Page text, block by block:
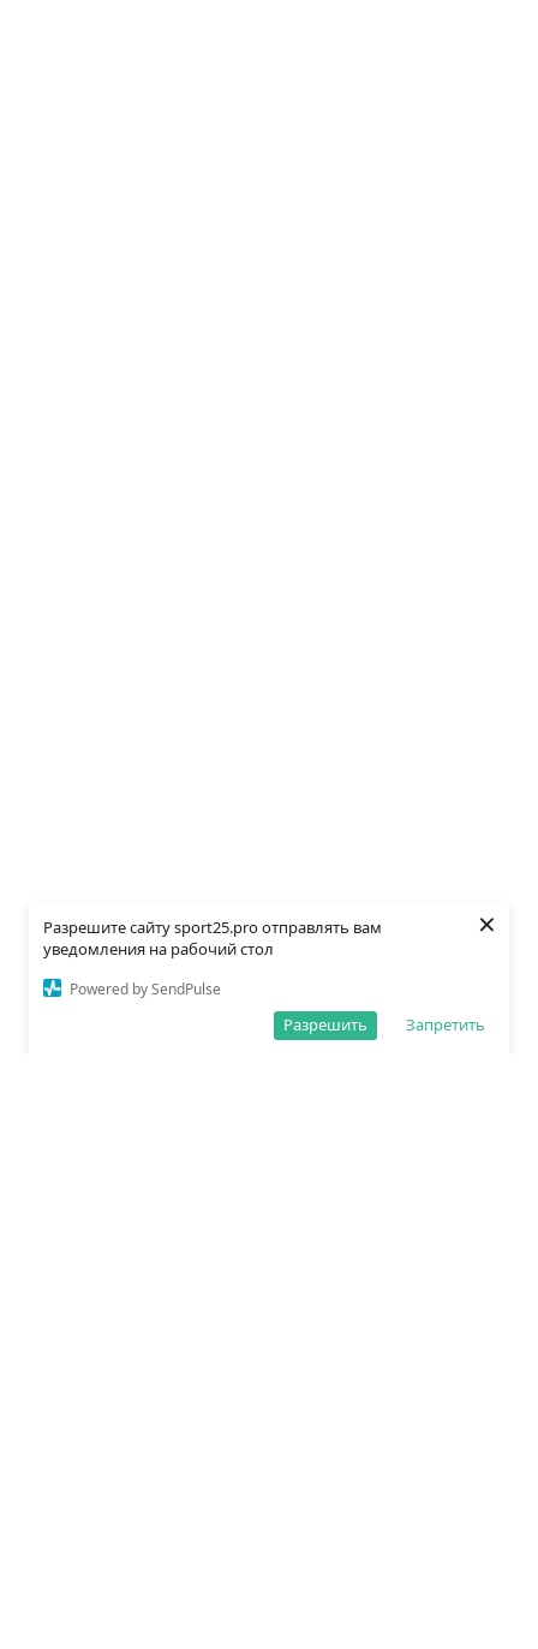
Разрешите сайту sport25.pro отправлять вам
уведомления на рабочий стол
Powered by SendPulse
Запретить
Разрешить
×